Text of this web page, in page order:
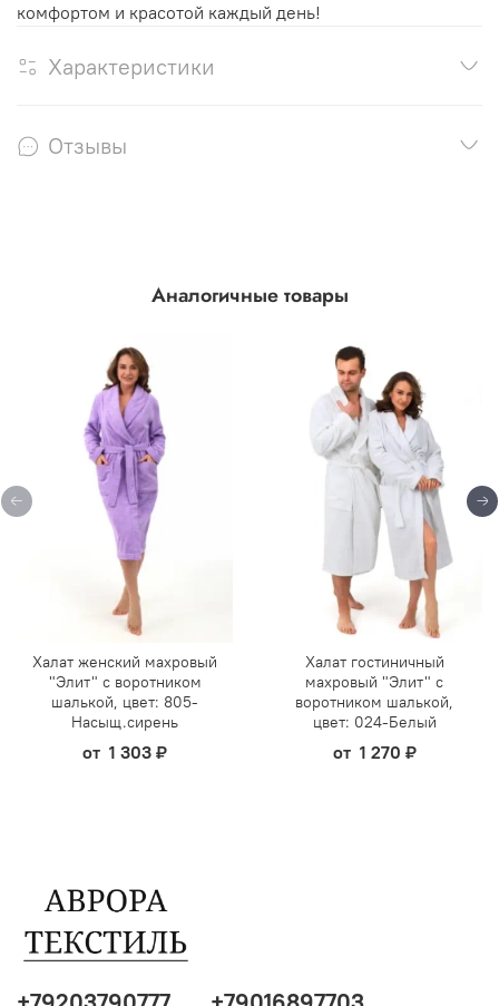
комфортом и красотой каждый день!
Характеристики
Отзывы
Аналогичные товары
Халат женский махровый
"Элит" с воротником
шалькой, цвет: 805-
Насыщ.сирень
от 1 303 ₽
Халат гостиничный
махровый "Элит" с
воротником шалькой,
цвет: 024-Белый
от 1 270 ₽